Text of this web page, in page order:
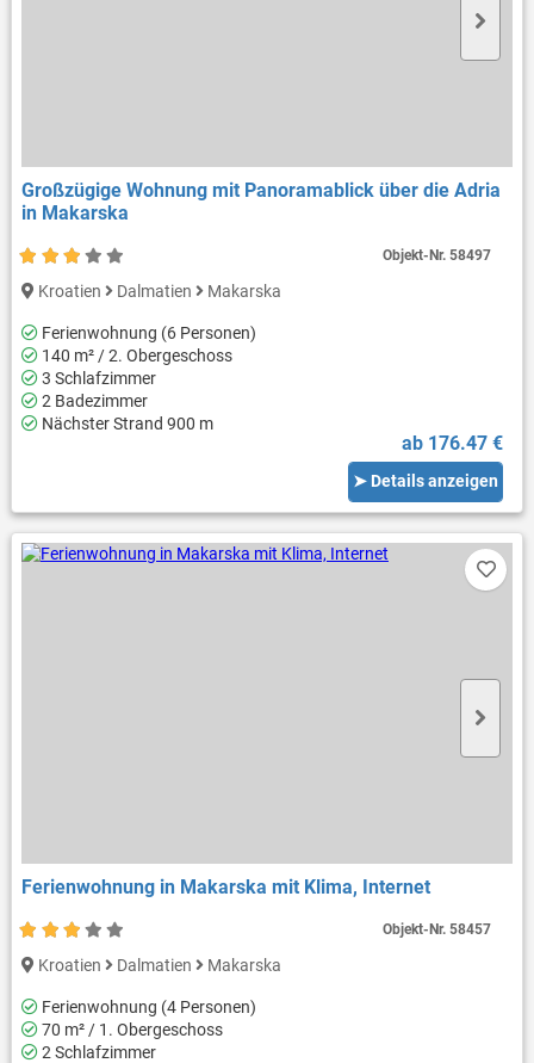
Großzügige Wohnung mit Panoramablick über die Adria
in Makarska
Kroatien Dalmatien Makarska
Ferienwohnung (6 Personen)
140 m² / 2. Obergeschoss
3 Schlafzimmer
2 Badezimmer
Nächster Strand 900 m
ab 176.47 €
➤ Details anzeigen
Objekt-Nr.58497
Ferienwohnung in Makarska mit Klima, Internet
Kroatien Dalmatien Makarska
Ferienwohnung (4 Personen)
70 m² / 1. Obergeschoss
2 Schlafzimmer
Objekt-Nr.58457